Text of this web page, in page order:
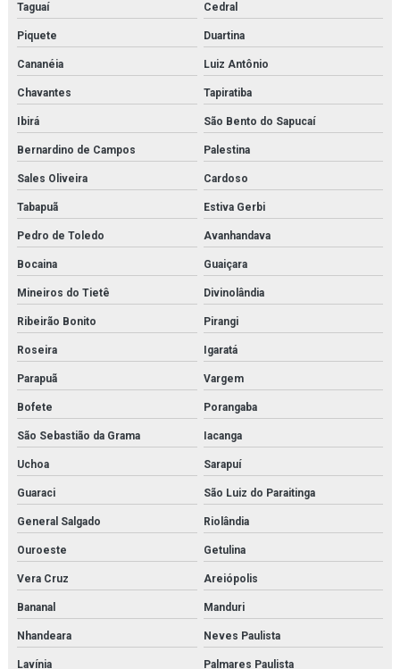
Taguaí Cedral
Piquete Duartina
Cananéia Luiz Antônio
Chavantes Tapiratiba
Ibirá São Bento do Sapucaí
Bernardino de Campos Palestina
Sales Oliveira Cardoso
Tabapuã Estiva Gerbi
Pedro de Toledo Avanhandava
Bocaina Guaiçara
Mineiros do Tietê Divinolândia
Ribeirão Bonito Pirangi
Roseira Igaratá
Parapuã Vargem
Bofete Porangaba
São Sebastião da Grama Iacanga
Uchoa Sarapuí
Guaraci São Luiz do Paraitinga
General Salgado Riolândia
Ouroeste Getulina
Vera Cruz Areiópolis
Bananal Manduri
Nhandeara Neves Paulista
Lavínia Palmares Paulista